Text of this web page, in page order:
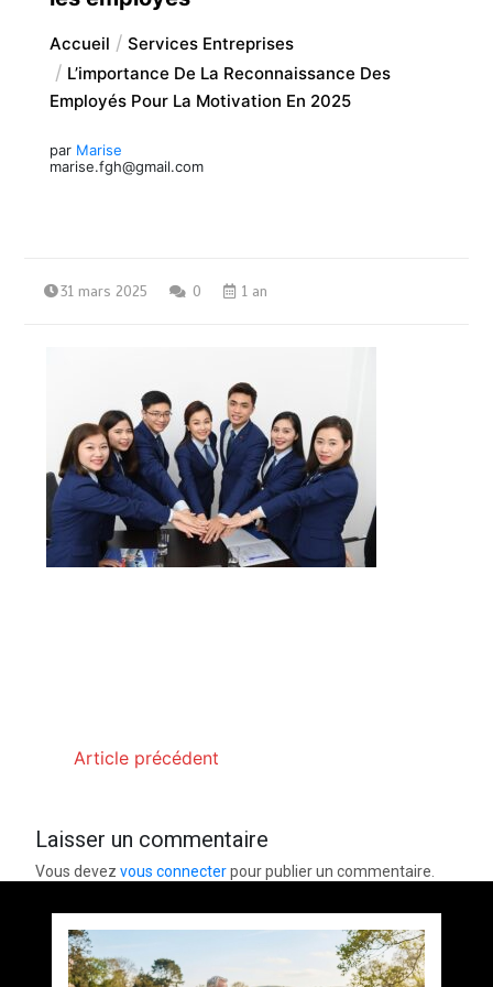
Accueil
Services Entreprises
L’importance De La Reconnaissance Des
Employés Pour La Motivation En 2025
par Marise
marise.fgh@gmail.com
31 mars 2025 0 1 an
Article précédent
Laisser un commentaire
Vous devezvous connecterpour publier un commentaire.